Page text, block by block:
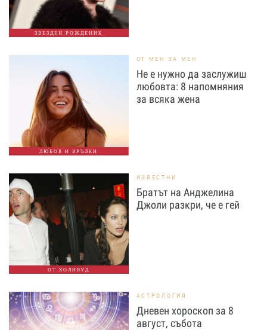
ЗВЕЗДЕН РОЖДЕНИК
ЛЮБОВ И ВРЪЗКИ
ОТ МЕН ЗА МЕН
Не е нужно да заслужиш
любовта: 8 напомняния
за всяка жена
ОТ ХОЛИВУД
ИЗВЕСТНИ
Братът на Анджелина
Джоли разкри, че е гей
АСТРОЛОГИЯ
Дневен хороскоп за 8
август, събота